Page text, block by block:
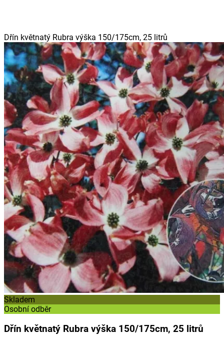
Dřín květnatý Rubra výška 150/175cm, 25 litrů
Skladem
Osobní odběr
Dřín květnatý Rubra výška 150/175cm, 25 litrů